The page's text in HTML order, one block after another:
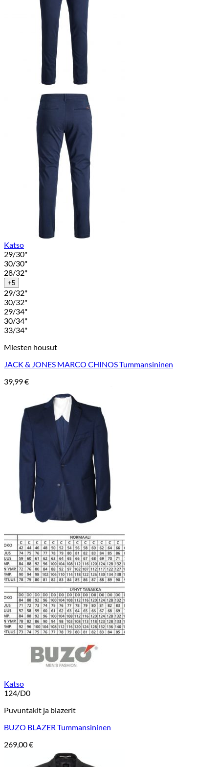
Katso
29/30"
30/30"
28/32"
+5
29/32"
30/32"
29/34"
30/34"
33/34"
Miesten housut
JACK & JONES MARCO CHINOS Tummansininen
39,99€
Katso
124/D0
Puvuntakit ja blazerit
BUZO BLAZER Tummansininen
269,00€